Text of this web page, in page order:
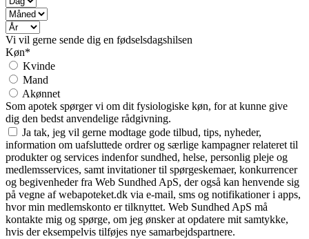
Vi vil gerne sende dig en fødselsdagshilsen
Køn*
Kvinde
Mand
Akønnet
Som apotek spørger vi om dit fysiologiske køn, for at kunne give
dig den bedst anvendelige rådgivning.
Ja tak, jeg vil gerne modtage gode tilbud, tips, nyheder,
information om uafsluttede ordrer og særlige kampagner relateret til
produkter og services indenfor sundhed, helse, personlig pleje og
medlemsservices, samt invitationer til spørgeskemaer, konkurrencer
og begivenheder fra Web Sundhed ApS, der også kan henvende sig
på vegne af webapoteket.dk via e-mail, sms og notifikationer i apps,
hvor min medlemskonto er tilknyttet. Web Sundhed ApS må
kontakte mig og spørge, om jeg ønsker at opdatere mit samtykke,
hvis der eksempelvis tilføjes nye samarbejdspartnere.